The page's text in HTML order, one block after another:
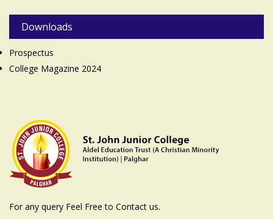
Downloads
Prospectus
College Magazine 2024
For any query Feel Free to Contact us.